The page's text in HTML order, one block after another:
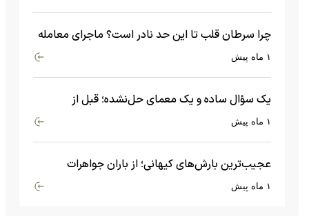
چرا سرطان قلب تا این حد نادر است؟ ماجرای معامله
عجیبی که در بدن اتفاق می‌افتد!۱ ماه پیش
یک سؤال ساده و یک معمای حل‌نشده؛ قبل از
بیگ‌بنگ و آغاز جهان چه چیزی وجود داشت؟۱ ماه پیش
عجیب‌ترین بارش‌های کیهانی؛ از باران جواهرات
گران‌قیمت تا بارش آهن و شیشه۱ ماه پیش